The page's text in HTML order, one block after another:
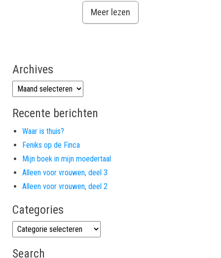
Meer lezen
Archives
Archives
Recente berichten
Waar is thuis?
Feniks op de Finca
Mijn boek in mijn moedertaal
Alleen voor vrouwen, deel 3
Alleen voor vrouwen, deel 2
Categories
Categories
Search